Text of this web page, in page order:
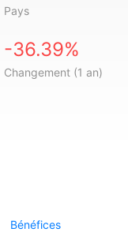
Pays
-36.39%
Changement (1 an)
Bénéfices